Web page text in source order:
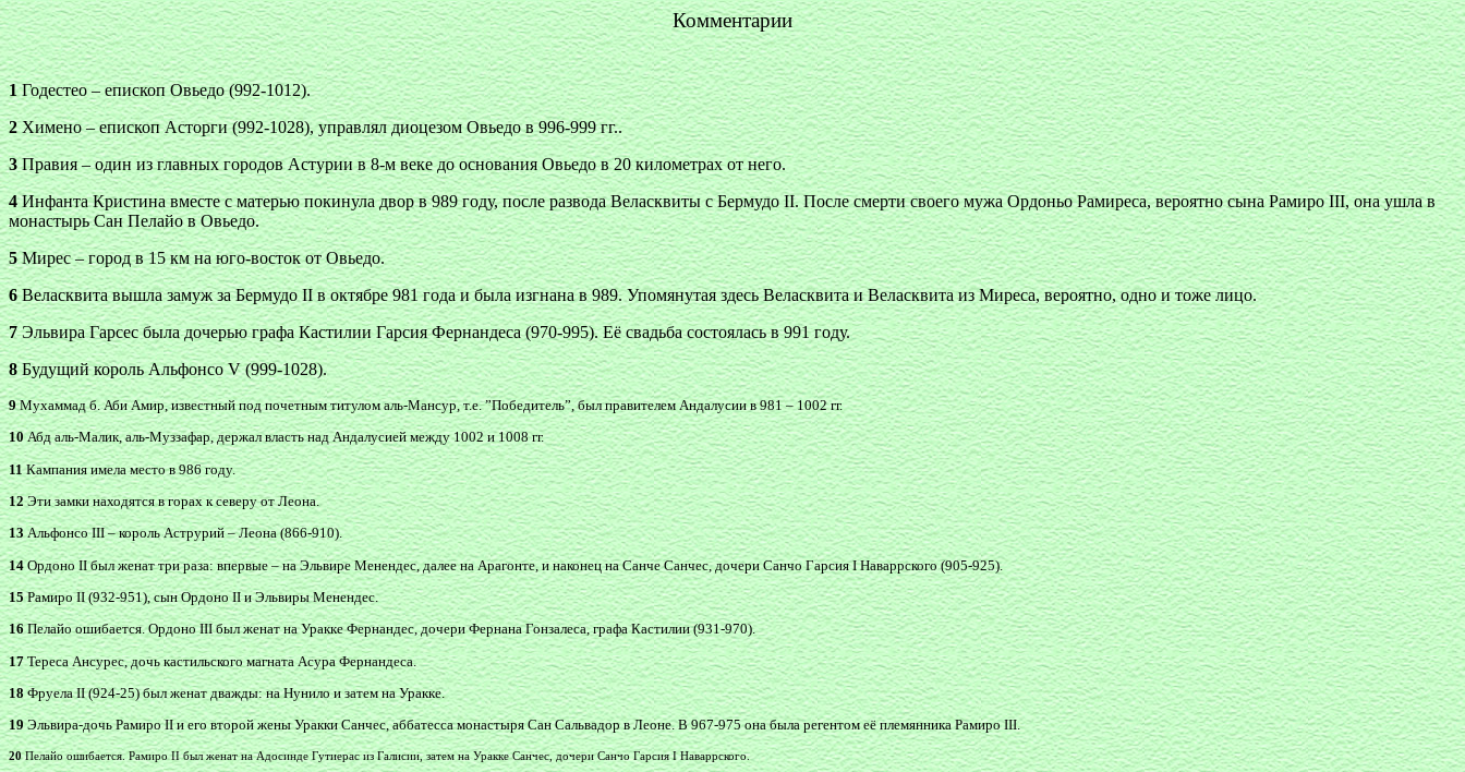
Комментарии
1Годестео – епископ Овьедо (992-1012).
2Химено – епископ Асторги (992-1028), управлял диоцезом Овьедо в 996-999 гг..
3Правия – один из главных городов Астурии в 8-м веке до основания Овьедо в 20 километрах от него.
4Инфанта Кристина вместе с матерью покинула двор в 989 году, после развода Веласквиты с Бермудо II. После смерти своего мужа Ордоньо Рамиреса, вероятно сына Рамиро III, она ушла в
монастырь Сан Пелайо в Овьедо.
5Мирес – город в 15 км на юго-восток от Овьедо.
6Веласквита вышла замуж за Бермудо II в октябре 981 года и была изгнана в 989. Упомянутая здесь Веласквита и Веласквита из Миреса, вероятно, одно и тоже лицо.
7Эльвира Гарсес была дочерью графа Кастилии Гарсия Фернандеса (970-995). Её свадьба состоялась в 991 году.
8Будущий король Альфонсо V (999-1028).
9Мухаммад б. Аби Амир, известный под почетным титулом аль-Мансур, т.е. ”Победитель”, был правителем Андалусии в 981 – 1002 гг.
10Абд аль-Малик, аль-Муззафар, держал власть над Андалусией между 1002 и 1008 гг.
11Кампания имела место в 986 году.
12Эти замки находятся в горах к северу от Леона.
13Альфонсо III – король Аструрий – Леона (866-910).
14Ордоно II был женат три раза: впервые – на Эльвире Менендес, далее на Арагонте, и наконец на Санче Санчес, дочери Санчо Гарсия I Наваррского (905-925).
15Рамиро II (932-951), сын Ордоно II и Эльвиры Менендес.
16Пелайо ошибается. Ордоно III был женат на Уракке Фернандес, дочери Фернана Гонзалеса, графа Кастилии (931-970).
17Тереса Ансурес, дочь кастильского магната Асура Фернандеса.
18 Фруела II (924-25) был женат дважды: на Нунило и затем на Уракке.
19Эльвира-дочь Рамиро II и его второй жены Уракки Санчес, аббатесса монастыря Сан Сальвадор в Леоне. В 967-975 она была регентом её племянника Рамиро III.
20Пелайо ошибается. Рамиро II был женат на Адосинде Гутиерас из Галисии, затем на Уракке Санчес, дочери Санчо Гарсия I Наваррского.